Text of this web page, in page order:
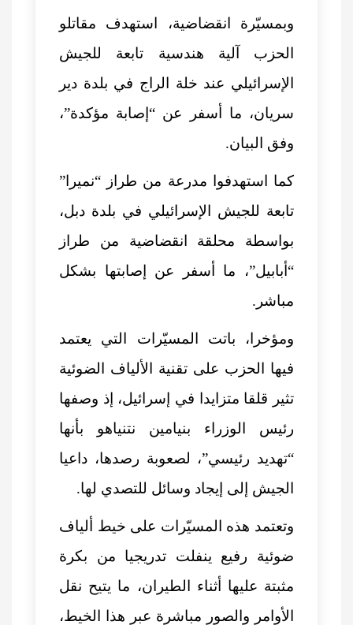
وبمسيّرة انقضاضية، استهدف مقاتلو
الحزب آلية هندسية تابعة للجيش
الإسرائيلي عند خلة الراج في بلدة دير
سريان، ما أسفر عن “إصابة مؤكدة”،
وفق البيان.
كما استهدفوا مدرعة من طراز “نميرا”
تابعة للجيش الإسرائيلي في بلدة دبل،
بواسطة محلقة انقضاضية من طراز
“أبابيل”، ما أسفر عن إصابتها بشكل
مباشر.
ومؤخرا، باتت المسيّرات التي يعتمد
فيها الحزب على تقنية الألياف الضوئية
تثير قلقا متزايدا في إسرائيل، إذ وصفها
رئيس الوزراء بنيامين نتنياهو بأنها
“تهديد رئيسي”، لصعوبة رصدها، داعيا
الجيش إلى إيجاد وسائل للتصدي لها.
وتعتمد هذه المسيّرات على خيط ألياف
ضوئية رفيع ينفلت تدريجيا من بكرة
مثبتة عليها أثناء الطيران، ما يتيح نقل
الأوامر والصور مباشرة عبر هذا الخيط،